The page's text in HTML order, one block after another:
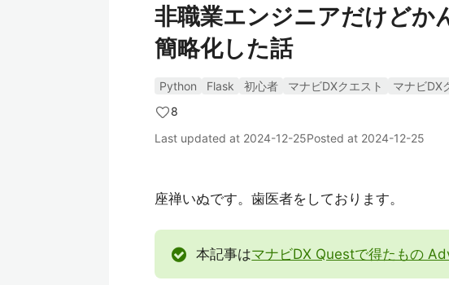
非職業エンジニアだけどか
簡略化した話
Python Flask 初心者 マナビDXクエスト
マナビDX
8
Last updated at 2024-12-25Posted at 2024-12-25
座禅いぬです。歯医者をしております。
本記事はマナビDX Questで得たもの